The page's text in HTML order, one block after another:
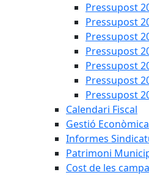
Pressupost
Pressupost
Pressupost
Pressupost
Pressupost
Pressupost
Pressupost
Calendari Fiscal
Gestió Econòmica
Informes
Patrimoni
Cost de les